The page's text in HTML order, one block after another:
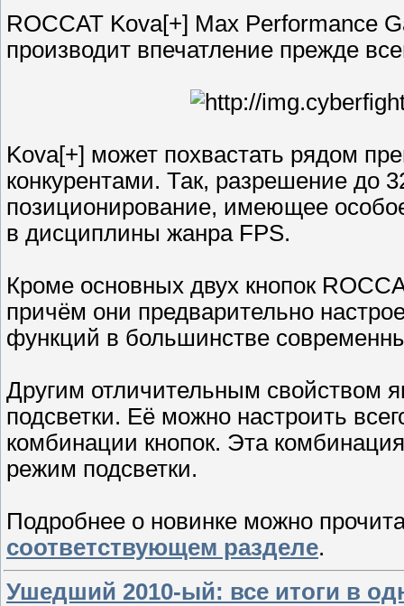
ROCCAT Kova[+] Max Performance
производит впечатление прежде
Kova[+] может похвастать рядом
конкурентами. Так, разрешение до
позиционирование, имеющее
в дисциплины жанра FPS.
Кроме основных двух кнопок
причём они предварительно
функций в большинстве
Другим отличительным свойством
подсветки. Её можно настроить
комбинации кнопок. Эта
режим подсветки.
Подробнее о новинке можно
соответствующем разделе.
Ушедший 2010-ый: все итоги в